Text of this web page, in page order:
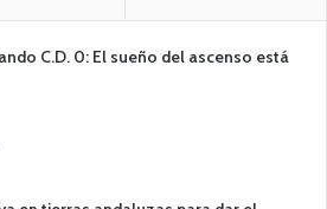
C.D. 0: El sueño del ascenso está